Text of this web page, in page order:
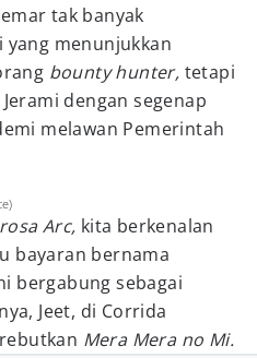
tak banyak
yang menunjukkan
bounty hunter, tetapi
dengan segenap
melawan Pemerintah
Arc, kita berkenalan
bayaran bernama
bergabung sebagai
Jeet, di Corrida
Mera Mera no Mi.